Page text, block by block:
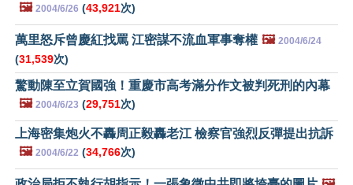
🖼️ 2004/6/26 (43,921次)
萬里怒斥曾慶紅找罵 江密謀不流血軍事奪權 🖼️ 2004/6/24
(31,539次)
驚動陳至立賀國強！重慶市高考滿分作文被判死刑的內幕
🖼️ 2004/6/23 (29,751次)
上海密集炮火不轟周正毅轟老江 檢察官強烈反彈提出抗訴
🖼️ 2004/6/22 (34,766次)